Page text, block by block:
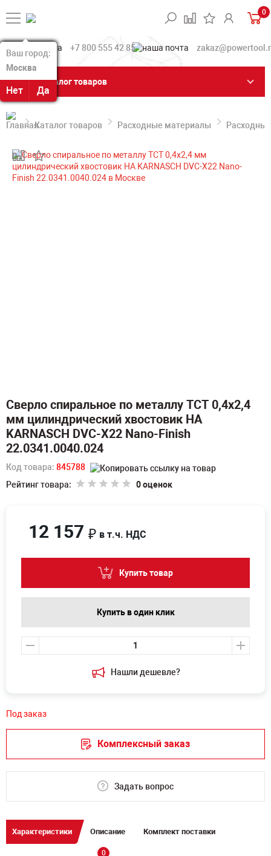
Ваш город:
Москва
Нет Да
Ваш город:
Москва
Нет Да
0
+7 800 555 42 85
Каталог товаров
Каталог товаров Расходные материалы
Сверло спиральное по металлу TCT 0,4х2,4
мм цилиндрический хвостовик HA
KARNASCH DVC-X22 Nano-Finish
22.0341.0040.024
Код товара: 845788
Рейтинг товара:
0 оценок
Нашли дешевле?
12 157 ₽ в т.ч. НДС
Купить товар
Купить в один клик
Под заказ
Комплексный заказ
Задать вопрос
Характеристики Описание Комплект поставки
0